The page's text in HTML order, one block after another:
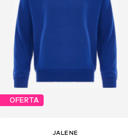
OFERTA
JALENE